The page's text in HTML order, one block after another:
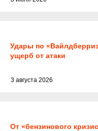
Удары по
ущерб от атаки
3 августа 2026
От «бензинового